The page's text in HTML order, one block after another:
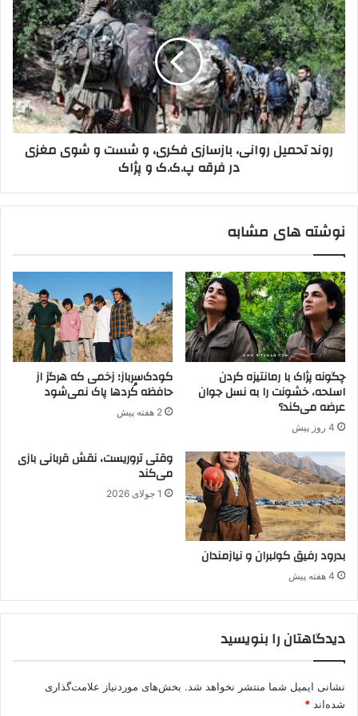
ن
ی
د
ژ
ا
ک
ب
ه
ع
ن
و
ه
و
ن
د
ت
ح
م
ی
ل
،
ز
س
ا
ز
ی
ک
،
و
ش
س
ت
و
ش
و
ی
غ
ی
ف
ر
روند تحمیل روانی، بازسازی فکری، و شست و شوی مغزی
در فرقه پ.ک.ک و پژاک
نوشته های مشابه
چگونه پژاک با رمانتیزه کردن
اسلحه، خشونت را به نسل جوان
عرضه می‌کند؟
4 روز پیش
کودک‌سرباز؛ زخمی که هرگز از
حافظه کُردها پاک نمی‌شود
2 هفته پیش
بدرود رفیق کولبران و نیازمندان
4 هفته پیش
وقتی تروریست، نقش قربانی بازی
می‌کند
1 جولای 2026
دیدگاهتان را بنویسید
نشانی ایمیل شما منتشر نخواهد شد. بخش‌های موردنیاز علامت‌گذاری
شده‌اند *